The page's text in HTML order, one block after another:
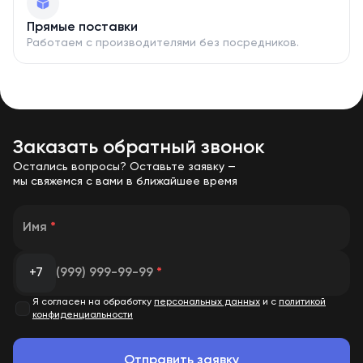
Погружная технология снижает энергопотребление
на 25% по сравнению с воздушным охлаждением,
перенаправляя сэкономленные ресурсы на
О производителе
Производитель этого контейнера для майнинга
компания Bitmain. Она славится передовыми
надежностью своего оборудования.
Прямые поставки
Работаем с производителями без посредников.
Заказать обратный звонок
Остались вопросы? Оставьте заявку —
мы свяжемся с вами в ближайшее время
Имя *
+7 (999) 999-99-99 *
Я согласен на обработку персональных данных и с политикой
конфиденциальности